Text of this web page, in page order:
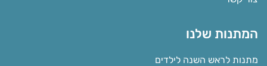
המתנות שלנו
מתנות לראש השנה לילדים